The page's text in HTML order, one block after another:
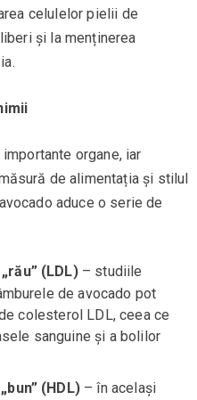
celulelor pielii de
și la menținerea
organe, iar
de alimentația și stilul
aduce o serie de
(LDL)– studiile
de avocado pot
colesterol LDL, ceea ce
sanguine și a bolilor
(HDL)– în același